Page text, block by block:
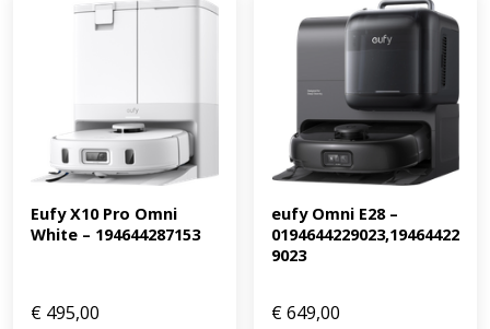
Eufy X10 Pro Omni
White – 194644287153
€ 495,00
eufy Omni E28 –
0194644229023,19464422
9023
€649,00